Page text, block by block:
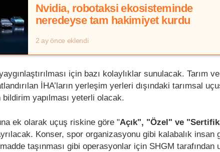
Nvidia, robotaksi ekosisteminde
neredeyse tam hakimiyet kurdu
2 ay önce eklendi
için bazı kolaylıklar sunulacak. Tarım
İHA’ların yerleşim yerleri dışındaki tarımsal
yapılması yeterli olacak.
ek olarak uçuş riskine göre "Açık", "Özel" ve
Konser, spor organizasyonu gibi kalabalık insan
taşınması gibi operasyonlar için SHGM tarafından